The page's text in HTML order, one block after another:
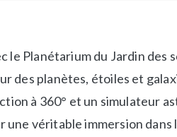
le Planétarium du Jardin
des planètes, étoiles et
à 360° et un simulateur
une véritable immersion dans